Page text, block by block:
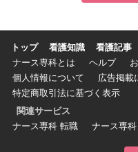
トップ 看護知識 看護記事
ナース専科とは
ヘルプ
個人情報について
広告掲載
特定商取引法に基づく表示
関連サービス
ナース専科 転職
ナース専